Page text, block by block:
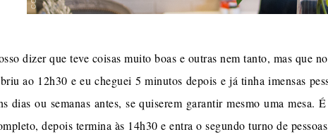
dizer que teve coisas muito boas e outras nem tanto, mas que
ao 12h30 e eu cheguei 5 minutos depois e já tinha imensas
dias ou semanas antes, se quiserem garantir mesmo uma
depois termina às 14h30 e entra o segundo turno de